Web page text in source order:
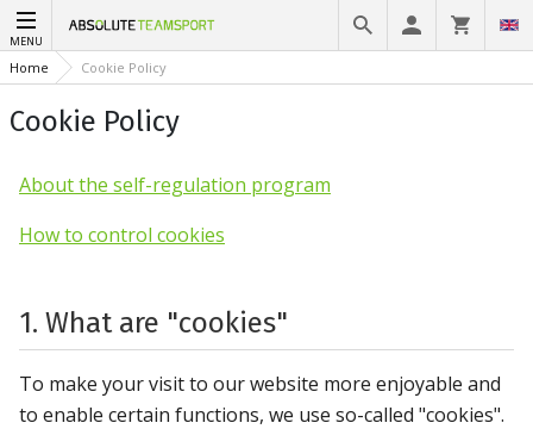
MENU
Home Cookie Policy
Cookie Policy
About the self-regulation program
How to control cookies
1. What are "cookies"
To make your visit to our website more enjoyable and
to enable certain functions, we use so-called "cookies".